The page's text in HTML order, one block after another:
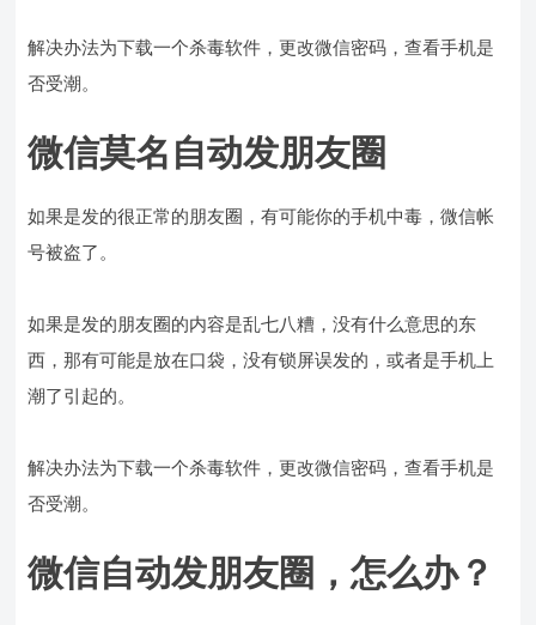
解决办法为下载一个杀毒软件，更改微信密码，查看手机是
否受潮。
微信莫名自动发朋友圈
如果是发的很正常的朋友圈，有可能你的手机中毒，微信帐
号被盗了。
如果是发的朋友圈的内容是乱七八糟，没有什么意思的东
西，那有可能是放在口袋，没有锁屏误发的，或者是手机上
潮了引起的。
解决办法为下载一个杀毒软件，更改微信密码，查看手机是
否受潮。
微信自动发朋友圈，怎么办？